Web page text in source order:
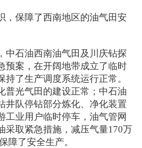
保障了西南地区的油气田安
石油西南油气田及川庆钻探
预案，在开阔地带成立了临时
持了生产调度系统运行正常。
普光气田的建设正常；中石油
井队停钻部分炼化、净化装置
工业用户临时停车，油气管网
采取紧急措施，减压气量170万
障了安全生产。